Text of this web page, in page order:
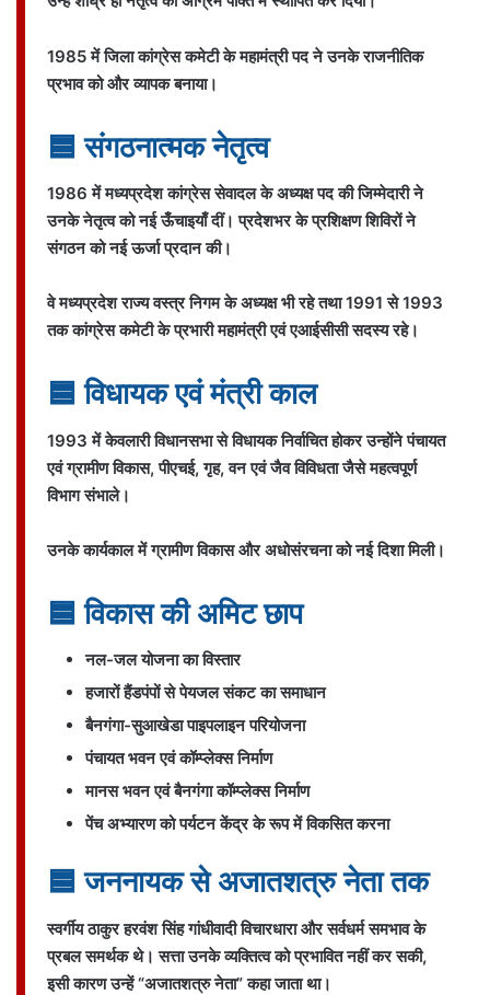
1985 में जिला कांग्रेस कमेटी के महामंत्री पद ने उनके राजनीतिक
प्रभाव को और व्यापक बनाया।
🟦 संगठनात्मक नेतृत्व
1986 में मध्यप्रदेश कांग्रेस सेवादल के अध्यक्ष पद की जिम्मेदारी ने
उनके नेतृत्व को नई ऊँचाइयाँ दीं। प्रदेशभर के प्रशिक्षण शिविरों ने
संगठन को नई ऊर्जा प्रदान की।
वे मध्यप्रदेश राज्य वस्त्र निगम के अध्यक्ष भी रहे तथा 1991 से 1993
तक कांग्रेस कमेटी के प्रभारी महामंत्री एवं एआईसीसी सदस्य रहे।
🟦 विधायक एवं मंत्री काल
1993 में केवलारी विधानसभा से विधायक निर्वाचित होकर उन्होंने पंचायत
एवं ग्रामीण विकास, पीएचई, गृह, वन एवं जैव विविधता जैसे महत्वपूर्ण
विभाग संभाले।
उनके कार्यकाल में ग्रामीण विकास और अधोसंरचना को नई दिशा मिली।
🟦 विकास की अमिट छाप
नल-जल योजना का विस्तार
हजारों हैंडपंपों से पेयजल संकट का समाधान
बैनगंगा-सुआखेडा पाइपलाइन परियोजना
पंचायत भवन एवं कॉम्प्लेक्स निर्माण
मानस भवन एवं बैनगंगा कॉम्प्लेक्स निर्माण
पेंच अभ्यारण को पर्यटन केंद्र के रूप में विकसित करना
🟦 जननायक से अजातशत्रु नेता तक
स्वर्गीय ठाकुर हरवंश सिंह गांधीवादी विचारधारा और सर्वधर्म समभाव के
प्रबल समर्थक थे। सत्ता उनके व्यक्तित्व को प्रभावित नहीं कर सकी,
इसी कारण उन्हें “अजातशत्रु नेता” कहा जाता था।